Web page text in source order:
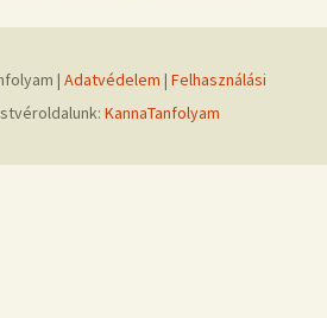
| Adatvédelem | Felhasználási
KannaTanfolyam